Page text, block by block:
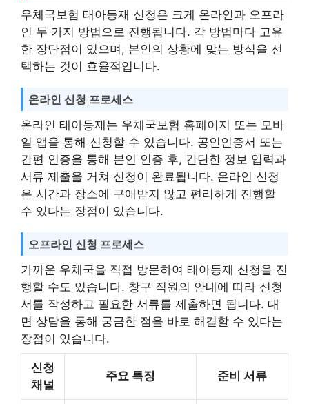
우체국보험 태아등재 신청은 크게 온라인과 오프라
인 두 가지 방법으로 진행됩니다. 각 방법마다 고유
한 장단점이 있으며, 본인의 상황에 맞는 방식을 선
택하는 것이 효율적입니다.
온라인 신청 프로세스
온라인 태아등재는 우체국보험 홈페이지 또는 모바
일 앱을 통해 신청할 수 있습니다. 공인인증서 또는
간편 인증을 통해 본인 인증 후, 간단한 정보 입력과
서류 제출을 거쳐 신청이 완료됩니다. 온라인 신청
은 시간과 장소에 구애받지 않고 편리하게 진행할
수 있다는 장점이 있습니다.
오프라인 신청 프로세스
가까운 우체국을 직접 방문하여 태아등재 신청을 진
행할 수도 있습니다. 창구 직원의 안내에 따라 신청
서를 작성하고 필요한 서류를 제출하면 됩니다. 대
면 상담을 통해 궁금한 점을 바로 해결할 수 있다는
장점이 있습니다.
신청
채널
주요 특징 준비 서류